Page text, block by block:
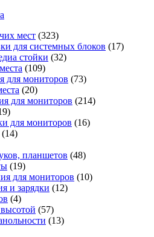
мест (323)
для системных блоков (17)
стойки (32)
(109)
для мониторов (73)
(20)
для мониторов (214)
для мониторов (16)
(14)
планшетов (48)
(19)
для мониторов (10)
и зарядки (12)
(4)
(57)
(13)